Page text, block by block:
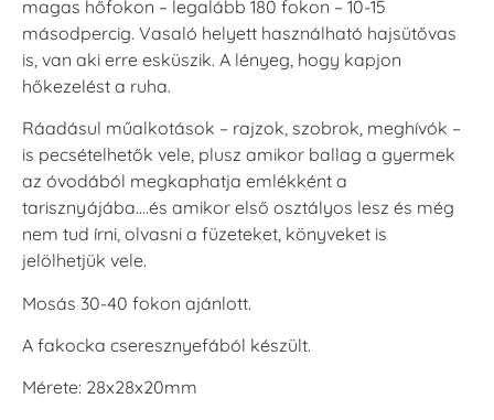
magas hőfokon – legalább 180 fokon – 10-15
másodpercig. Vasaló helyett használható hajsütővas
is, van aki erre esküszik. A lényeg, hogy kapjon
hőkezelést a ruha.
Ráadásul műalkotások – rajzok, szobrok, meghívók –
is pecsételhetők vele, plusz amikor ballag a gyermek
az óvodából megkaphatja emlékként a
tarisznyájába….és amikor első osztályos lesz és még
nem tud írni, olvasni a füzeteket, könyveket is
jelölhetjük vele.
Mosás 30-40 fokon ajánlott.
A fakocka cseresznyefából készült.
Mérete: 28x28x20mm